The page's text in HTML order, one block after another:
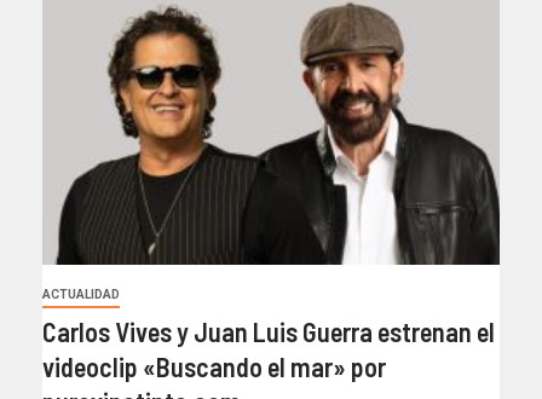
ACTUALIDAD
Carlos Vives y Juan Luis Guerra estrenan el
videoclip «Buscando el mar» por